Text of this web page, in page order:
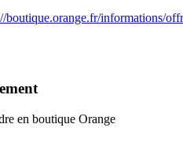
boutique.orange.fr/informations/
en boutique Orange